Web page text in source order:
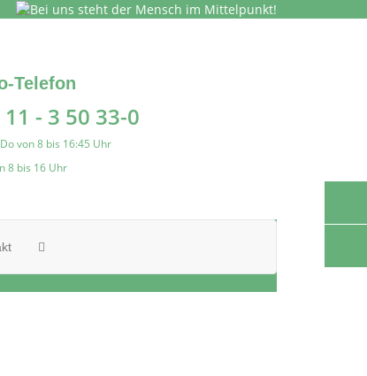
Telefon
11 - 3 50 33-0
von 8 bis 16:45 Uhr
8 bis 16 Uhr